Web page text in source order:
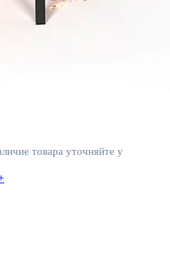
товара уточняйте у